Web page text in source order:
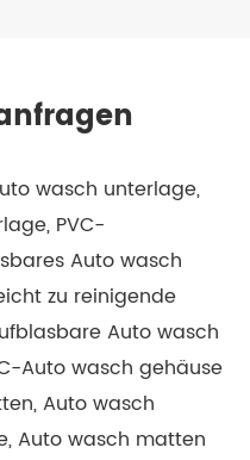
wasch unterlage,
PVC-
Auto wasch
zu reinigende
Auto wasch
Auto wasch gehäuse
Auto wasch
Auto wasch matten